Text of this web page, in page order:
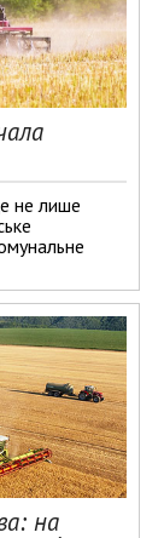
не лише
на